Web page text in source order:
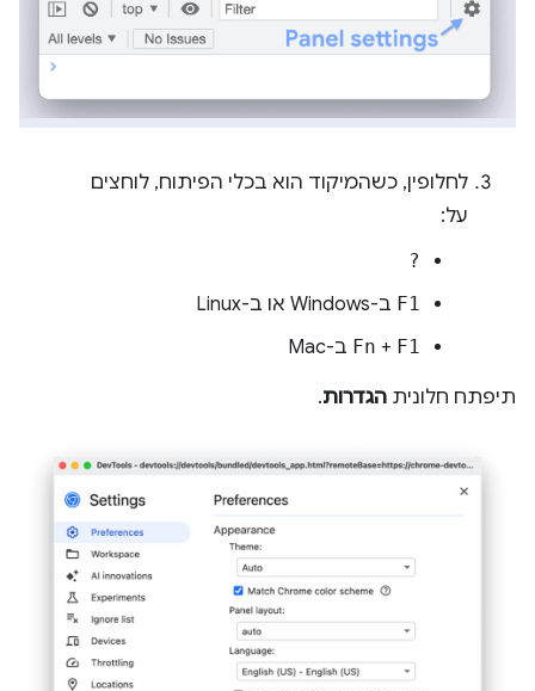
לחלופין, כשהמיקוד הוא בכלי הפיתוח, לוחצים
על:
?
F1 ב-Windows או ב-Linux
Fn + F1 ב-Mac
תיפתח חלונית הגדרות.